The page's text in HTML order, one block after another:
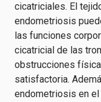
cicatriciales. El
endometriosis
las funciones
cicatricial de las
obstrucciones
satisfactoria.
endometriosis en el